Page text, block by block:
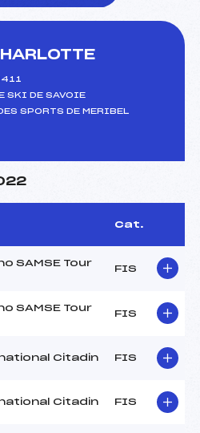
SKI DE SAVOIE
SPORTS DE MERIBEL
Cat.
SAMSE Tour
FIS
SAMSE Tour
FIS
Citadin FIS
Citadin FIS